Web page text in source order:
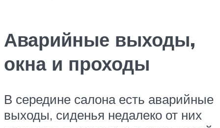
Аварийные выходы,
окна и проходы
В середине салона есть аварийные
выходы, сиденья недалеко от них